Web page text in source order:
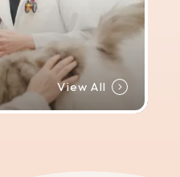
View All